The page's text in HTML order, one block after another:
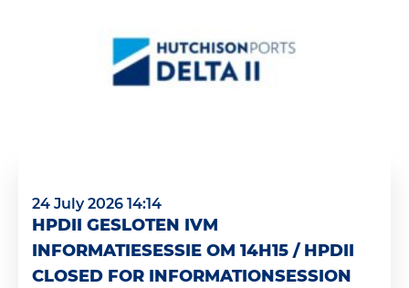
24 July 2026 14:14
HPDII GESLOTEN IVM
INFORMATIESESSIE OM 14H15 / HPDII
CLOSED FOR INFORMATIONSESSION